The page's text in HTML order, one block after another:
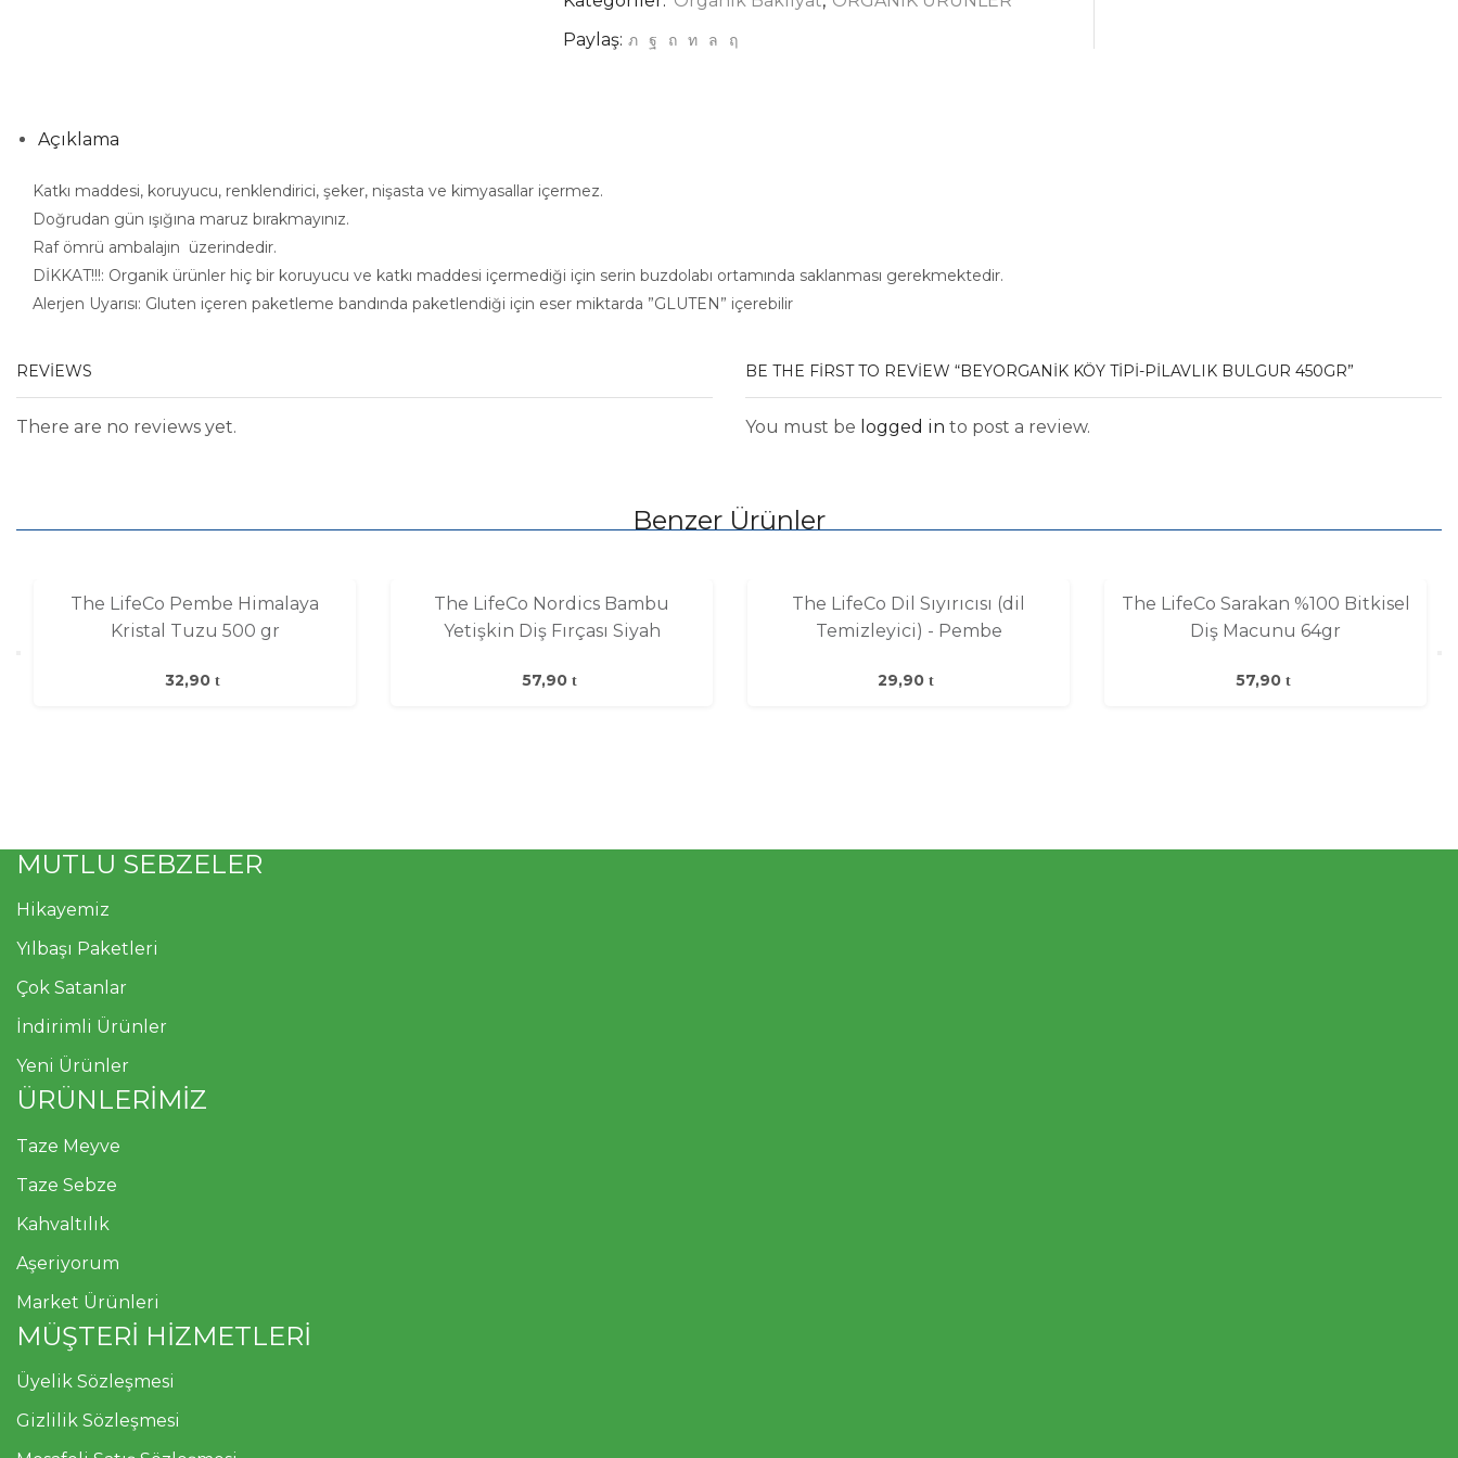
Paylaş:
Açıklama
Katkı maddesi, koruyucu, renklendirici, şeker, nişasta ve kimyasallar içermez.
Doğrudan gün ışığına maruz bırakmayınız.
Raf ömrü ambalajın üzerindedir.
DİKKAT!!!: Organik ürünler hiç bir koruyucu ve katkı maddesi içermediği için serin buzdolabı ortamında saklanması gerekmektedir.
Alerjen Uyarısı: Gluten içeren paketleme bandında paketlendiği için eser miktarda ”GLUTEN” içerebilir
REVIEWS
There are no reviews yet.
BE THE FIRST TO REVIEW “BEYORGANİK KÖY TIPI-PILAVLIK BULGUR 450GR”
You must be logged in to post a review.
Benzer Ürünler
The LifeCo Pembe Himalaya
Kristal Tuzu 500 gr
32,90
The LifeCo Nordics Bambu
Yetişkin Diş Fırçası Siyah
57,90
The LifeCo Dil Sıyırıcısı (dil
Temizleyici) - Pembe
29,90
The LifeCo Sarakan %100 Bitkisel
Diş Macunu 64gr
57,90
MUTLU SEBZELER
Hikayemiz
Yılbaşı Paketleri
Çok Satanlar
İndirimli Ürünler
Yeni Ürünler
ÜRÜNLERİMİZ
Taze Meyve
Taze Sebze
Kahvaltılık
Aşeriyorum
Market Ürünleri
MÜŞTERİ HİZMETLERİ
Üyelik Sözleşmesi
Gizlilik Sözleşmesi